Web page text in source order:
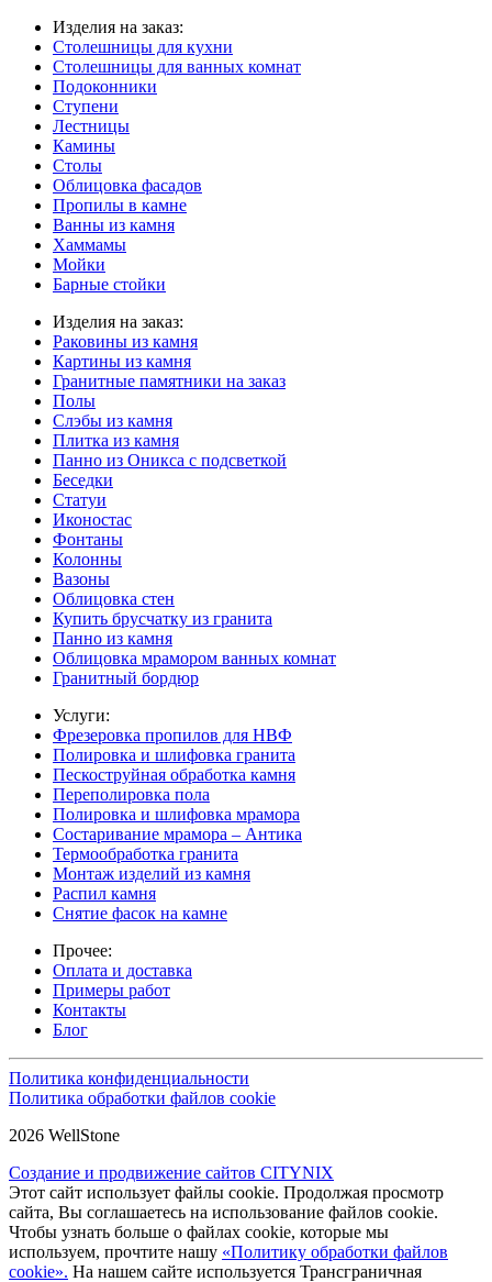
Изделия на заказ:
Столешницы для кухни
Столешницы для ванных комнат
Подоконники
Ступени
Лестницы
Камины
Столы
Облицовка фасадов
Пропилы в камне
Ванны из камня
Хаммамы
Мойки
Барные стойки
Изделия на заказ:
Раковины из камня
Картины из камня
Гранитные памятники на заказ
Полы
Слэбы из камня
Плитка из камня
Панно из Оникса с подсветкой
Беседки
Статуи
Иконостас
Фонтаны
Колонны
Вазоны
Облицовка стен
Купить брусчатку из гранита
Панно из камня
Облицовка мрамором ванных комнат
Гранитный бордюр
Услуги:
Фрезеровка пропилов для НВФ
Полировка и шлифовка гранита
Пескоструйная обработка камня
Переполировка пола
Полировка и шлифовка мрамора
Состаривание мрамора – Антика
Термообработка гранита
Монтаж изделий из камня
Распил камня
Снятие фасок на камне
Прочее:
Оплата и доставка
Примеры работ
Контакты
Блог
Политика конфиденциальности
Политика обработки файлов cookie
2026 WellStone
Создание и продвижение сайтов CITYNIX
Этот сайт использует файлы cookie. Продолжая просмотр
сайта, Вы соглашаетесь на использование файлов cookie.
Чтобы узнать больше о файлах cookie, которые мы
используем, прочтите нашу «Политику обработки файлов
cookie». На нашем сайте используется Трансграничная